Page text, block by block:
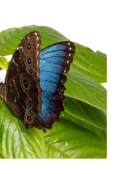
DE QUEJAS Y RECLAMOS